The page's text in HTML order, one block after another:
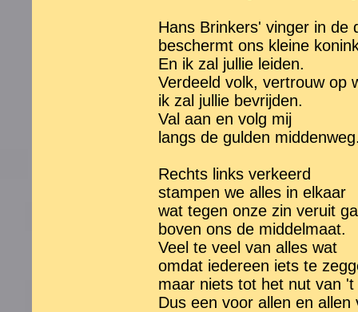
Hans Brinkers' vinger in de
beschermt ons kleine
En ik zal jullie leiden.
Verdeeld volk, vertrouw op
ik zal jullie bevrijden.
Val aan en volg mij
langs de gulden
Rechts links verkeerd
stampen we alles in elkaar
wat tegen onze zin veruit
boven ons de middelmaat.
Veel te veel van alles wat
omdat iedereen iets te
maar niets tot het nut van 't
Dus een voor allen en allen